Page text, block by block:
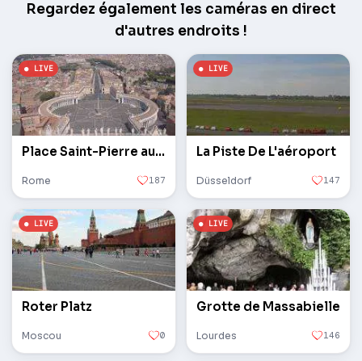
Regardez également les caméras en direct
d'autres endroits !
Place Saint-Pierre au Vatican
Rome 187
La Piste De L'aéroport
Düsseldorf 147
Roter Platz
Moscou 0
Grotte de Massabielle
Lourdes 146